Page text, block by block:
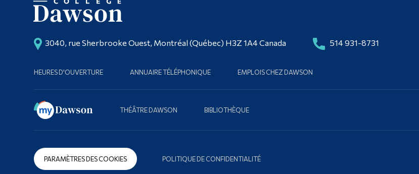
3040, rue Sherbrooke Ouest, Montréal (Québec) H3Z 1A4 Canada 514 931-8731
HEURES D'OUVERTURE ANNUAIRE TÉLÉPHONIQUE EMPLOIS CHEZ DAWSON
THÉÂTRE DAWSON BIBLIOTHÈQUE
PARAMÈTRES DES COOKIES POLITIQUE DE CONFIDENTIALITÉ